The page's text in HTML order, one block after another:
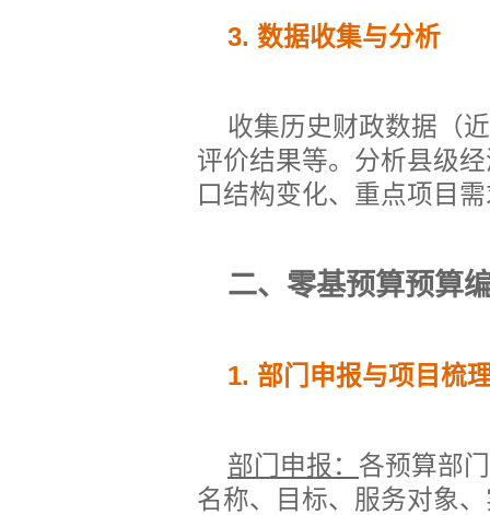
3. 数据收集与分析
收集历史财政数据（近
评价结果等。分析县级
口结构变化、重点项目
二、零基预算预算
1. 部门申报与项目梳
部门申报： 各预算部
名称、目标、服务对象